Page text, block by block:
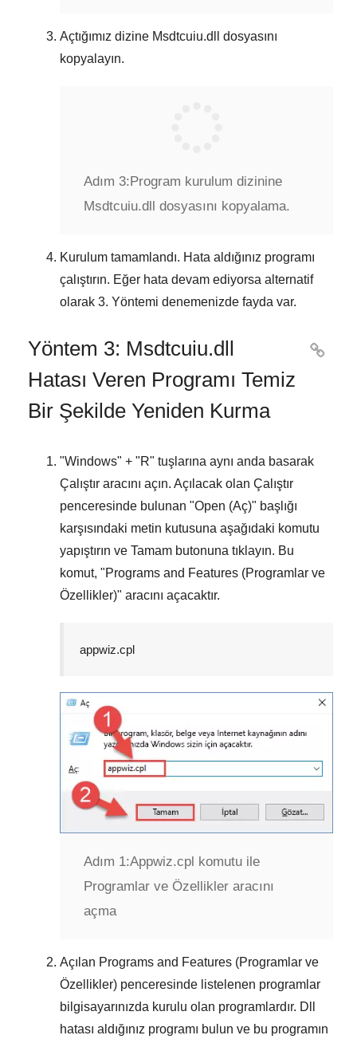
Açtığımız dizine Msdtcuiu.dll
dosyasını
kopyalayın.
Adım 3:Program kurulum dizinine
Msdtcuiu.dll dosyasını kopyalama.
Kurulum tamamlandı. Hata aldığınız programı
çalıştırın. Eğer hata devam ediyorsa alternatif
olarak 3. Yöntemi denemenizde fayda var.
Yöntem 3: Msdtcuiu.dll
Hatası Veren Programı Temiz
Bir Şekilde Yeniden Kurma

"Windows" + "R" tuşlarına aynı anda basarak
Çalıştır aracını açın. Açılacak olan Çalıştır
penceresinde bulunan "Open (Aç)" başlığı
karşısındaki metin kutusuna aşağıdaki komutu
yapıştırın ve Tamam butonuna tıklayın. Bu
komut, "Programs and Features (Programlar ve
Özellikler)" aracını açacaktır.
appwiz.cpl
Adım 1:Appwiz.cpl komutu ile
Programlar ve Özellikler aracını
açma
Açılan Programs and Features (Programlar ve
Özellikler) penceresinde listelenen programlar
bilgisayarınızda kurulu olan programlardır. Dll
hatası aldığınız programı bulun ve bu programın